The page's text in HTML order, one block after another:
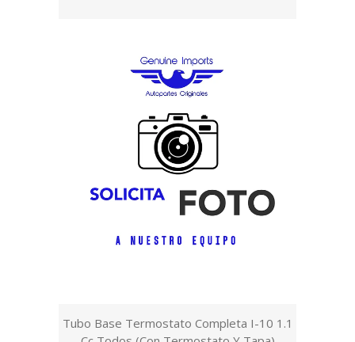
Tubo Base Termostato Completa I-10 1.1